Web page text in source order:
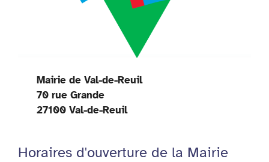
Mairie de Val-de-Reuil
70 rue Grande
27100 Val-de-Reuil
Horaires d'ouverture de la Mairie